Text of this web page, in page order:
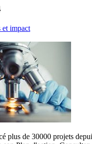
et impact
plus de 30000 projets